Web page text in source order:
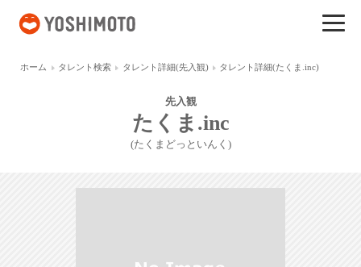
ホーム タレント検索 タレント詳細(先入観) タレント詳細(たくま.inc)
先入観
たくま.inc
(たくまどっといんく)